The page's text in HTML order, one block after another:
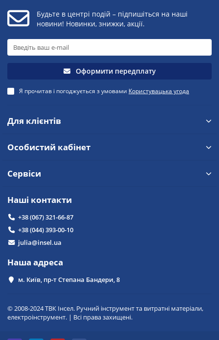
Будьте в центрі подій – підпишіться на наші
новини! Новинки, знижки, акції.
Оформити передплату
Я прочитав і погоджується з умовами Користувацька угода
Для клієнтів
Особистий кабінет
Сервіси
Наші контакти
+38 (067) 321-66-87
+38 (044) 393-00-10
julia@insel.ua
Наша адреса
м. Київ, пр-т Степана Бандери, 8
© 2008-2024 ТВК Інсел. Ручний інструмент та витратні матеріали,
електроінструмент. | Всі права захищені.